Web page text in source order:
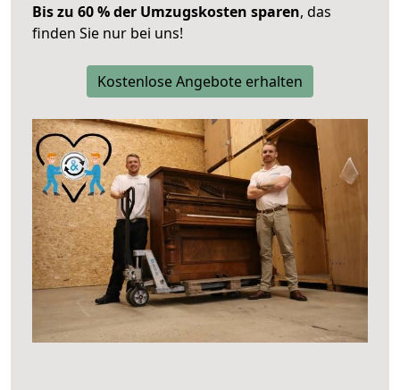
Bis zu 60 % der Umzugskosten sparen, das
finden Sie nur bei uns!
Kostenlose Angebote erhalten